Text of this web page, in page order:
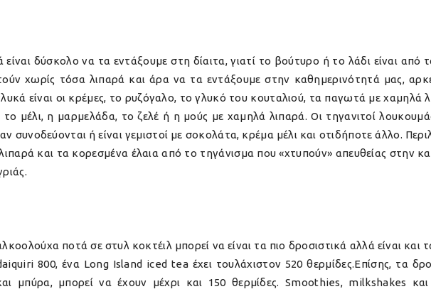
δύσκολο να τα εντάξουμε στη δίαιτα, γιατί το βούτυρο ή το λάδι είναι
χωρίς τόσα λιπαρά και άρα να τα εντάξουμε στην καθημερινότητά μας,
είναι οι κρέμες, το ρυζόγαλο, το γλυκό του κουταλιού, τα παγωτά με χαμηλά
μέλι, η μαρμελάδα, το ζελέ ή η μούς με χαμηλά λιπαρά. Οι τηγανιτοί
συνοδεύονται ή είναι γεμιστοί με σοκολάτα, κρέμα μέλι και οτιδήποτε άλλο.
και τα κορεσμένα έλαια από το τηγάνισμα που «χτυπούν» απευθείας στην
ποτά σε στυλ κοκτέιλ μπορεί να είναι τα πιο δροσιστικά αλλά είναι και
800, ένα Long Island iced tea έχει τουλάχιστον 520 θερμίδες.Επίσης, τα
μπύρα, μπορεί να έχουν μέχρι και 150 θερμίδες. Smoothies, milkshakes